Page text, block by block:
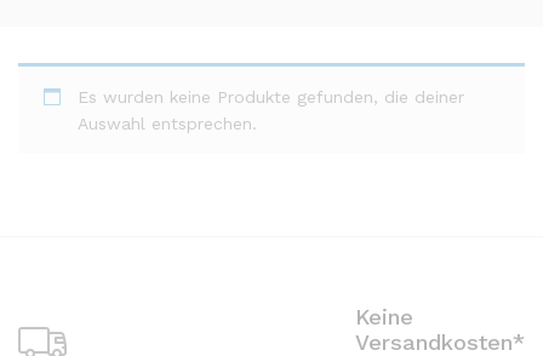
Es wurden keine Produkte gefunden, die deiner
Auswahl entsprechen.
Keine
Versandkosten*